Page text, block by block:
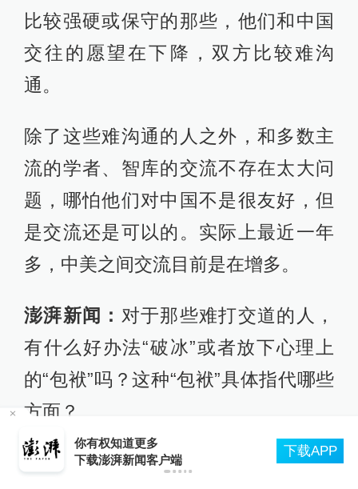
比较强硬或保守的那些，他们和中国
交往的愿望在下降，双方比较难沟
通。
除了这些难沟通的人之外，和多数主
流的学者、智库的交流不存在太大问
题，哪怕他们对中国不是很友好，但
是交流还是可以的。实际上最近一年
多，中美之间交流目前是在增多。
澎湃新闻： 对于那些难打交道的人，
有什么好办法“破冰”或者放下心理上
的“包袱”吗？这种“包袱”具体指代哪些
方面？
达巍：我们首先要放下自己比较重的
你有权知道更多
下载澎湃新闻客户端
下载APP